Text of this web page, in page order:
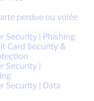
perdue ou volée
Security | Phishing
Card Security &
Security |
Security | Data